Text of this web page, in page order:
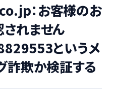
：お客様のお
れません
というメ
詐欺か検証する